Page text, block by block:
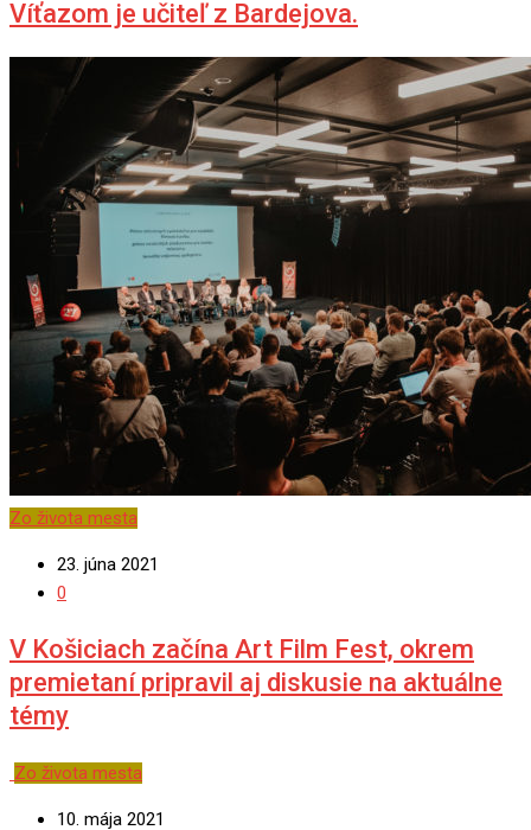
Víťazom je učiteľ z Bardejova.
Zo života mesta
23. júna 2021
0
V Košiciach začína Art Film Fest, okrem
premietaní pripravil aj diskusie na aktuálne
témy
Zo života mesta
10. mája 2021